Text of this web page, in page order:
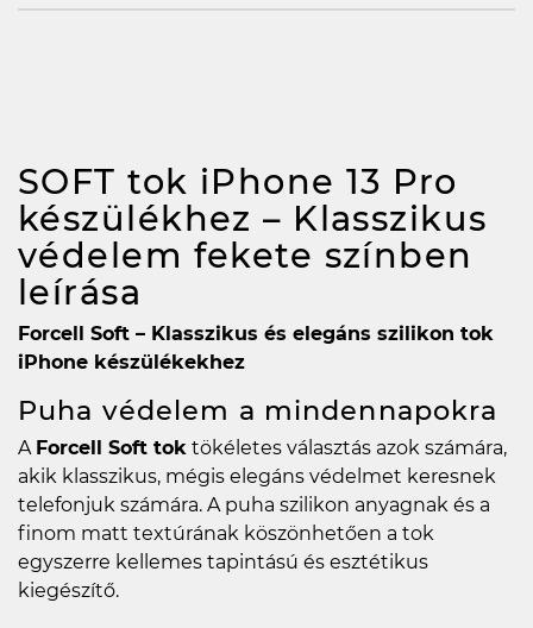
SOFT tok iPhone 13 Pro
készülékhez – Klasszikus
védelem fekete színben
leírása
Forcell Soft – Klasszikus és elegáns szilikon tok
iPhone készülékekhez
Puha védelem a mindennapokra
A Forcell Soft tok tökéletes választás azok számára,
akik klasszikus, mégis elegáns védelmet keresnek
telefonjuk számára. A puha szilikon anyagnak és a
finom matt textúrának köszönhetően a tok
egyszerre kellemes tapintású és esztétikus
kiegészítő.